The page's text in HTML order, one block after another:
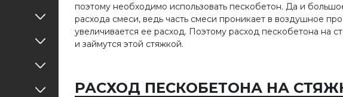
поэтому необходимо использовать пескобетон. Да и
расхода смеси, ведь часть смеси проникает в воздушное
увеличивается ее расход. Поэтому расход пескобетона на
и займутся этой стяжкой.
РАСХОД ПЕСКОБЕТОНА НА